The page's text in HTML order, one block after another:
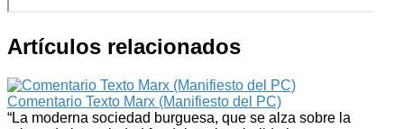
Artículos relacionados
Comentario Texto Marx (Manifiesto del PC)
“La moderna sociedad burguesa, que se alza sobre la